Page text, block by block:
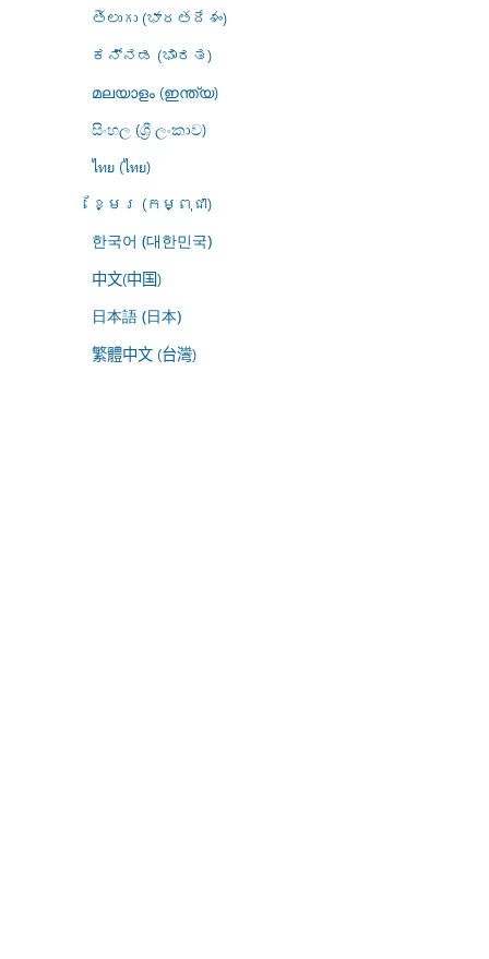
తెలుగు (భారతదేశం)
ಕನ್ನಡ (ಭಾರತ)
മലയാളം (ഇന്ത്യ)
සිංහල (ශ්‍රී ලංකාව)
ไทย (ไทย)
ខ្មែរ (កម្ពុជា)
한국어 (대한민국)
中文(中国)
日本語 (日本)
繁體中文 (台灣)